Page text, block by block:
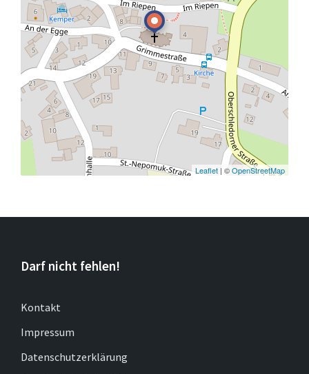
Leaflet | ©OpenStreetMap
Darf nicht fehlen!
Kontakt
Impressum
Datenschutzerklärung